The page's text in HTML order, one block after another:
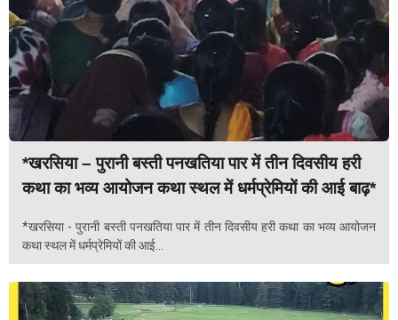
*खरसिया – पुरानी बस्ती पनखतिया पार में तीन दिवसीय हरी
कथा का भव्य आयोजन कथा स्थल में धर्मप्रेमियों की आई बाढ़*
*खरसिया - पुरानी बस्ती पनखतिया पार में तीन दिवसीय हरी कथा का भव्य आयोजन
कथा स्थल में धर्मप्रेमियों की आई...